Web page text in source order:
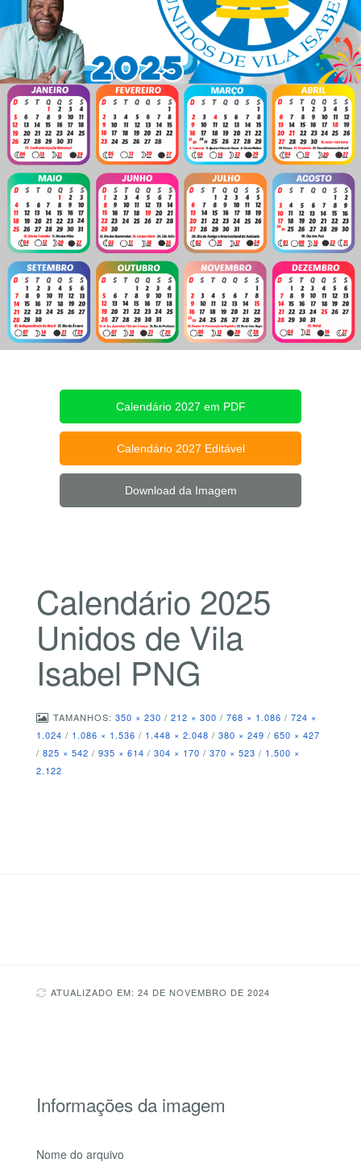
Calendário 2027 em PDF
Calendário 2027 Editável
Download da Imagem
Calendário 2025
Unidos de Vila
Isabel PNG
TAMANHOS: 350 × 230 / 212 × 300 / 768 × 1.086 / 724 ×
1.024 / 1.086 × 1.536 / 1.448 × 2.048 / 380 × 249 / 650 × 427
/ 825 × 542 / 935 × 614 / 304 × 170 / 370 × 523 / 1.500 ×
2.122
ATUALIZADO EM: 24 DE NOVEMBRO DE 2024
Informações da imagem
Nome do arquivo